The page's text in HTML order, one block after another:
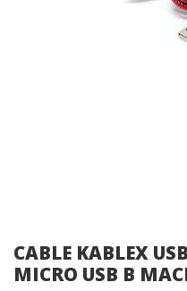
CABLE KABLEX
MICRO USB B